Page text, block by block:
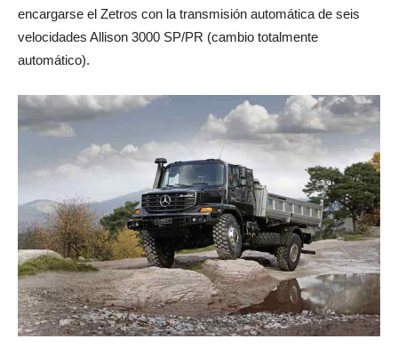
encargarse el Zetros con la transmisión automática de seis
velocidades Allison 3000 SP/PR (cambio totalmente
automático).